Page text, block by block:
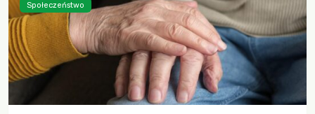
Społeczeństwo